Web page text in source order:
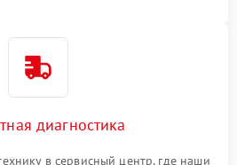
диагностика
в сервисный центр, где наши